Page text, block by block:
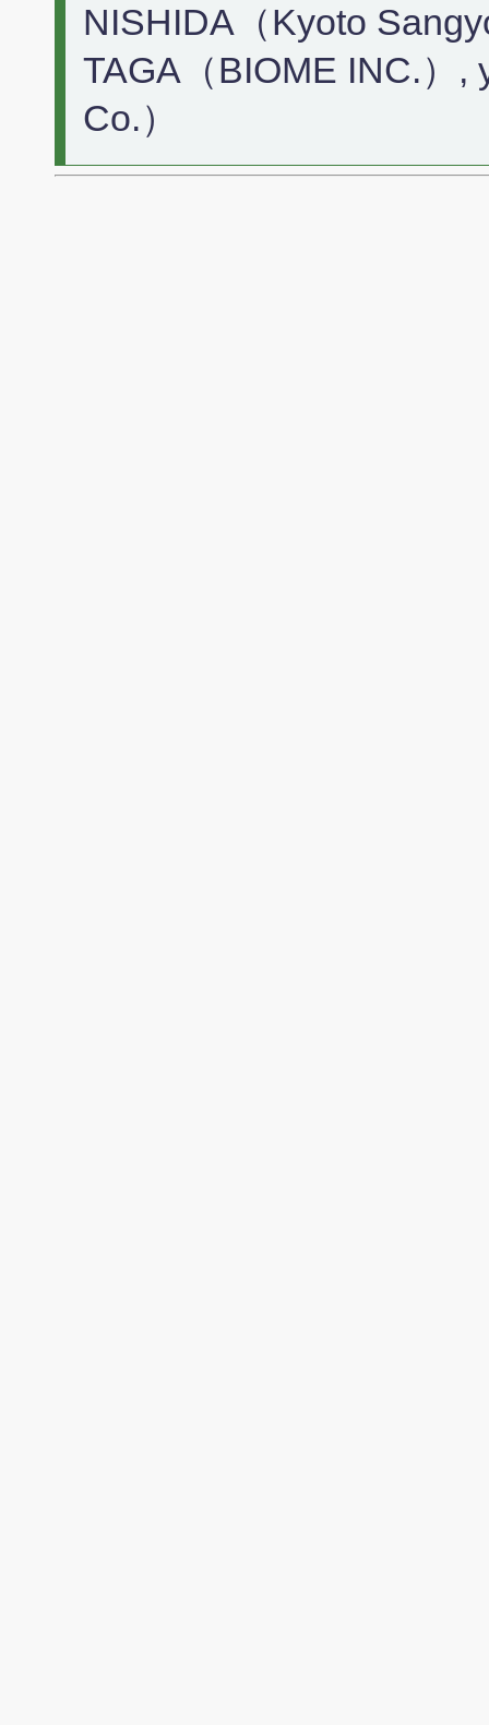
NISHIDA（Kyoto
TAGA（BIOME INC.）,
Co.）